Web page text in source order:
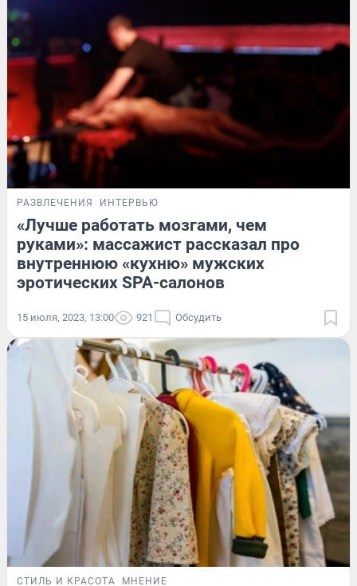
РАЗВЛЕЧЕНИЯ ИНТЕРВЬЮ
«Лучше работать мозгами, чем
руками»: массажист рассказал про
внутреннюю «кухню» мужских
эротических SPA-салонов
15 июля, 2023, 13:00 921 Обсудить
СТИЛЬ И КРАСОТА МНЕНИЕ